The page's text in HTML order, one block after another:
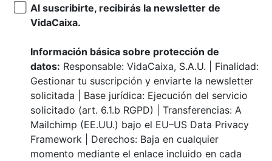
Al suscribirte, recibirás la newsletter de
VidaCaixa.
Información básica sobre protección de
datos: Responsable: VidaCaixa, S.A.U. | Finalidad:
Gestionar tu suscripción y enviarte la newsletter
solicitada | Base jurídica: Ejecución del servicio
solicitado (art. 6.1.b RGPD) | Transferencias: A
Mailchimp (EE.UU.) bajo el EU–US Data Privacy
Framework | Derechos: Baja en cualquier
momento mediante el enlace incluido en cada